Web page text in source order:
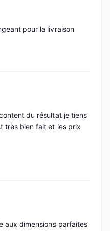
pour la livraison
du résultat je tiens
très bien fait et les prix
aux dimensions parfaites